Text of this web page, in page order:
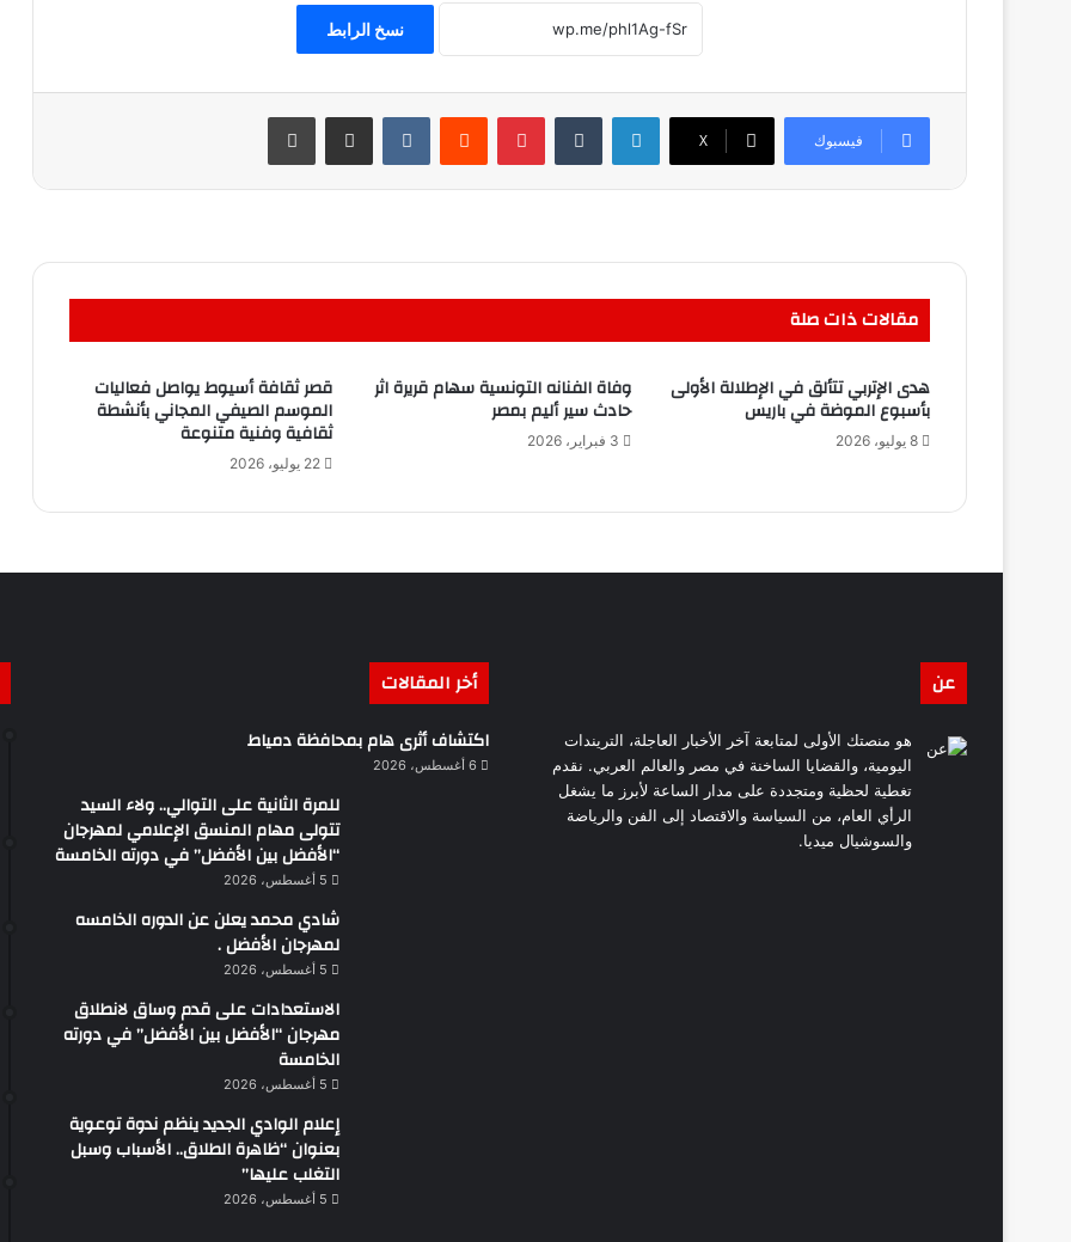
نسخ الرابط
فيسبوك ‫X
لينكدإن بينتيريست مشاركة عبر البريد طباعة
مقالات ذات صلة
هدى الإتربي تتألق في الإطلالة الأولى
بأسبوع الموضة في باريس
8 يوليو، 2026
وفاة الفنانه التونسية سهام قريرة اثر
حادث سير أليم بمصر
3 فبراير، 2026
قصر ثقافة أسيوط يواصل فعاليات
الموسم الصيفي المجاني بأنشطة
ثقافية وفنية متنوعة
22 يوليو، 2026
عن
هو منصتك الأولى لمتابعة آخر الأخبار العاجلة، التريندات
اليومية، والقضايا الساخنة في مصر والعالم العربي. نقدم
تغطية لحظية ومتجددة على مدار الساعة لأبرز ما يشغل
الرأي العام، من السياسة والاقتصاد إلى الفن والرياضة
والسوشيال ميديا.
أخر المقالات
اكتشاف أثرى هام بمحافظة دمياط
6 أغسطس، 2026
للمرة الثانية على التوالي.. ولاء السيد
تتولى مهام المنسق الإعلامي لمهرجان
“الأفضل بين الأفضل” في دورته الخامسة
5 أغسطس، 2026
شادي محمد يعلن عن الدوره الخامسه
لمهرجان الأفضل .
5 أغسطس، 2026
الاستعدادات على قدم وساق لانطلاق
مهرجان “الأفضل بين الأفضل” في دورته
الخامسة
5 أغسطس، 2026
إعلام الوادي الجديد ينظم ندوة توعوية
بعنوان “ظاهرة الطلاق.. الأسباب وسبل
التغلب عليها”
5 أغسطس، 2026